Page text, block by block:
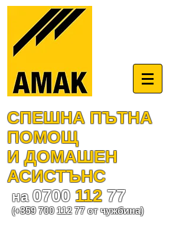
СПЕШНА ПЪТНА
ПОМОЩ
И ДОМАШЕН
АСИСТЪНС
на0700 112 77
(+359700 112 77от чужбина)